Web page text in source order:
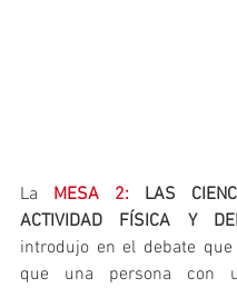
La MESA 2: LAS
introdujo en el debate
que una persona con